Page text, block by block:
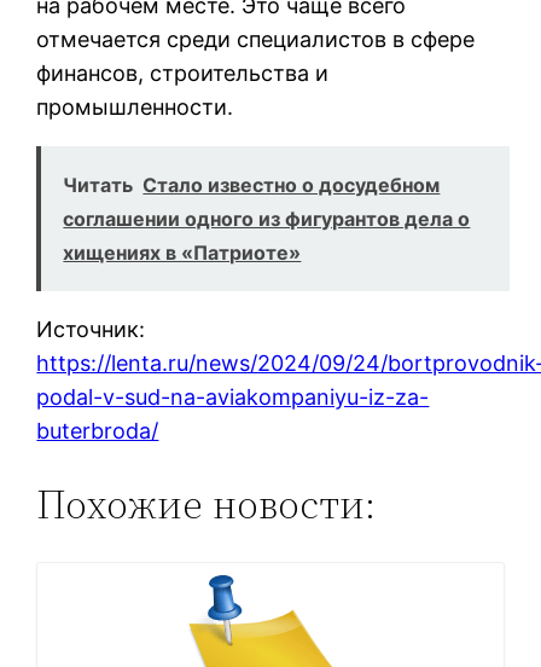
на рабочем месте. Это чаще всего
отмечается среди специалистов в сфере
финансов, строительства и
промышленности.
Читать Стало известно о досудебном
соглашении одного из фигурантов дела о
хищениях в «Патриоте»
Источник:
https://lenta.ru/news/2024/09/24/
podal-v-sud-na-aviakompaniyu-iz-za-
buterbroda/
Похожие новости: